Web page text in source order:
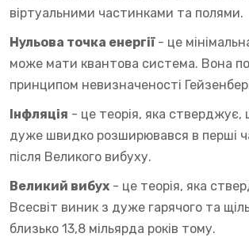
віртуальними частинками та полями.
Нульова точка енергії- це
може мати квантова система. Вона
принципом невизначеності
Інфляція - це теорія, яка стверджує,
дуже швидко розширювався в перші
після Великого вибуху.
Великий вибух - це теорія, яка
Всесвіт виник з дуже гарячого та
близько 13,8 мільярда років тому.